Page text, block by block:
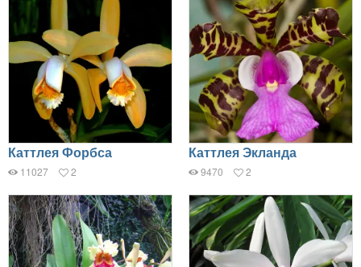
Каттлея Форбса
11027 2
Каттлея Экланда
9470 2